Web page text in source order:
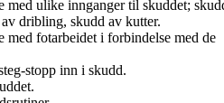
med ulike innganger til skuddet;
dribling, skudd av kutter.
med fotarbeidet i forbindelse med de
stopp inn i skudd.